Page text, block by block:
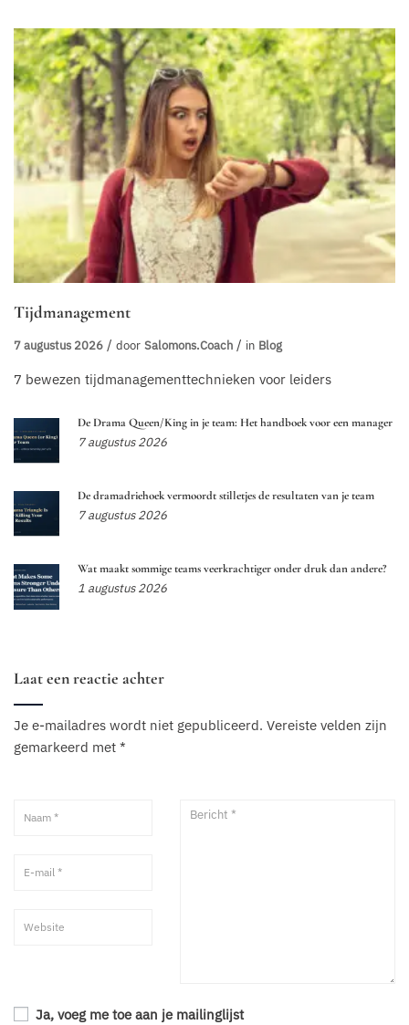
Tijdmanagement
7 augustus 2026 door Salomons.coach in Blog
7 bewezen tijdmanagementtechnieken voor leiders
De Drama Queen/King in je team: Het handboek voor een manager
7 augustus 2026
De dramadriehoek vermoordt stilletjes de resultaten van je team
7 augustus 2026
Wat maakt sommige teams veerkrachtiger onder druk dan andere?
1 augustus 2026
Laat een reactie achter
Je e-mailadres wordt niet gepubliceerd. Vereiste velden zijn
gemarkeerd met *
Ja, voeg me toe aan je mailinglijst